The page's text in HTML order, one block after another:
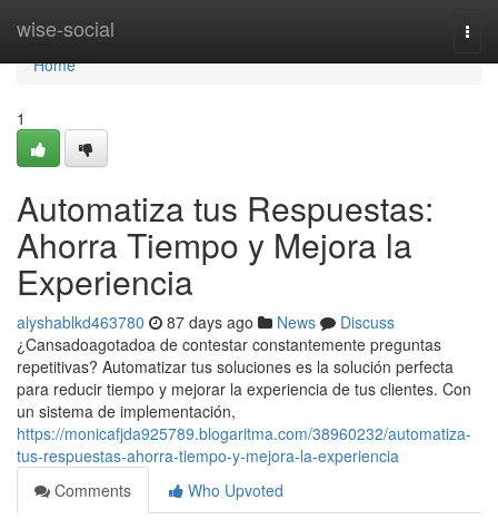
wise-social
Home
Home
1
Automatiza tus Respuestas:
Ahorra Tiempo y Mejora la
Experiencia
alyshablkd463780 87 days ago News
Discuss
¿Cansadoagotadoa de contestar constantemente preguntas
repetitivas? Automatizar tus soluciones es la solución perfecta
para reducir tiempo y mejorar la experiencia de tus clientes. Con
un sistema de implementación,
https://monicafjda925789.blogaritma.com/38960232/automatiza-
tus-respuestas-ahorra-tiempo-y-mejora-la-experiencia
Comments
Who Upvoted